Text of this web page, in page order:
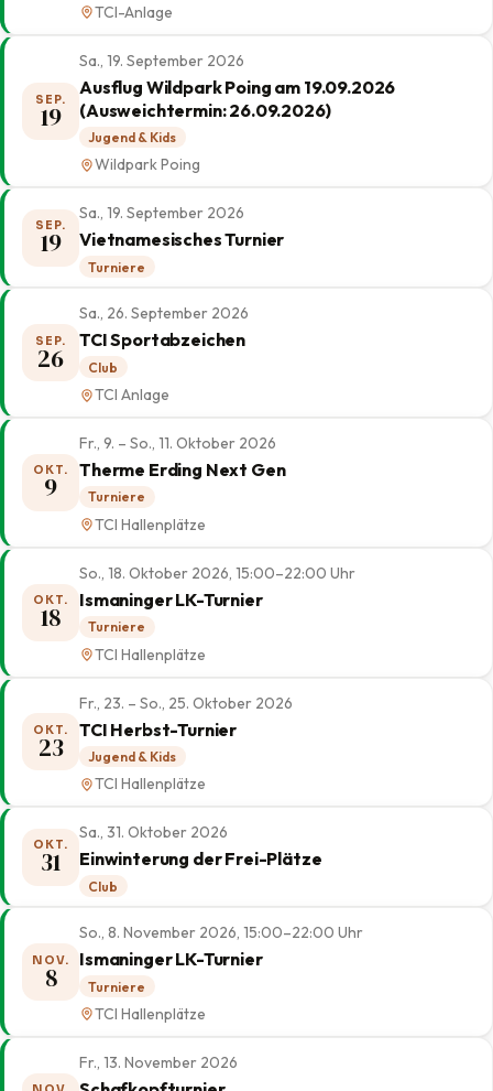
TCI-Anlage
SEP.
19
Sa., 19. September 2026
Ausflug Wildpark Poing am 19.09.2026
(Ausweichtermin: 26.09.2026)
Jugend & Kids
Wildpark Poing
SEP.
19
Sa., 19. September 2026
Vietnamesisches Turnier
Turniere
SEP.
26
Sa., 26. September 2026
TCI Sportabzeichen
Club
TCI Anlage
OKT.
9
Fr., 9. – So., 11. Oktober 2026
Therme Erding Next Gen
Turniere
TCI Hallenplätze
OKT.
18
So., 18. Oktober 2026, 15:00–22:00 Uhr
Ismaninger LK-Turnier
Turniere
TCI Hallenplätze
OKT.
23
Fr., 23. – So., 25. Oktober 2026
TCI Herbst-Turnier
Jugend & Kids
TCI Hallenplätze
OKT.
31
Sa., 31. Oktober 2026
Einwinterung der Frei-Plätze
Club
NOV.
8
So., 8. November 2026, 15:00–22:00 Uhr
Ismaninger LK-Turnier
Turniere
TCI Hallenplätze
Fr., 13. November 2026